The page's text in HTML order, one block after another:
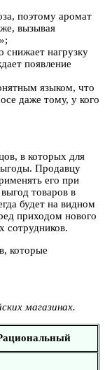
поэтому аромат
вызывая
снижает нагрузку
появление
языком, что
даже тому, у кого
в которых для
Продавцу
его при
товаров в
будет на видном
приходом нового
сотрудников.
которые
магазинах.